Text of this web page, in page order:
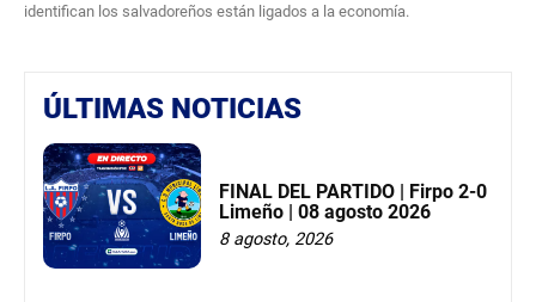
identifican los salvadoreños están ligados a la economía.
ÚLTIMAS NOTICIAS
FINAL DEL PARTIDO | Firpo 2-0
Limeño | 08 agosto 2026
8 agosto, 2026